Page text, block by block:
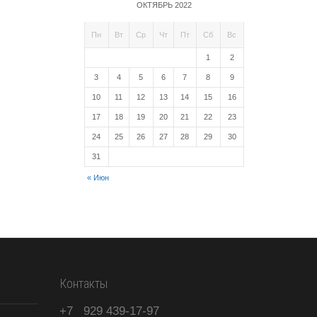
ОКТЯБРЬ 2022
Пн Вт Ср Чт Пт Сб Вс
« Июн
1 2
3 4 5 6 7 8 9
10 11 12 13 14 15 16
17 18 19 20 21 22 23
24 25 26 27 28 29 30
31
Контакты
+7 929439-17-97